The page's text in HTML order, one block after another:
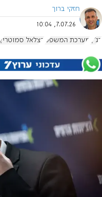
חזקי ברוך
7.07.26, 10:04
בג"ץ מערכת המשפט בצלאל סמוטריץ'